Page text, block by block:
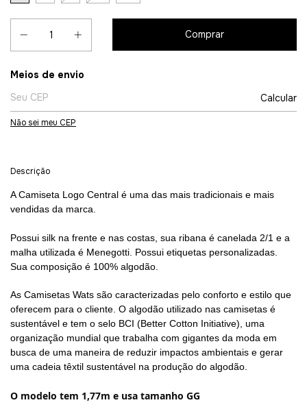
Entregas para o CEP:
Meios de envio
Calcular
Não sei meu CEP
Descrição
A Camiseta Logo Central é uma das mais tradicionais e mais
vendidas da marca.
Possui silk na frente e nas costas, sua ribana é canelada 2/1 e a
malha utilizada é Menegotti. Possui etiquetas personalizadas.
Sua composição é 100% algodão.
As Camisetas Wats são caracterizadas pelo conforto e estilo que
oferecem para o cliente. O algodão utilizado nas camisetas é
sustentável e tem o selo BCI (Better Cotton Initiative), uma
organização mundial que trabalha com gigantes da moda em
busca de uma maneira de reduzir impactos ambientais e gerar
uma cadeia têxtil sustentável na produção do algodão.
O modelo tem 1,77m e usa tamanho GG